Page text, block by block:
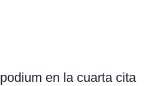
en la cuarta cita